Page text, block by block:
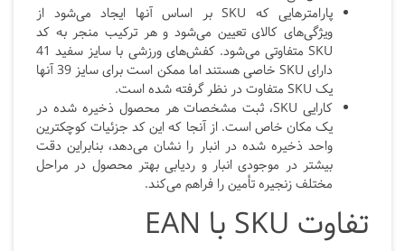
پارامترهایی که SKU
بر اساس آنها ایجاد می‌شود از
ویژگی‌های کالای تعیین می‌شود و هر ترکیب منجر به کد
SKU
متفاوتی می‌شود. کفش‌های ورزشی با سایز سفید 41
دارای SKU
خاصی هستند اما ممکن است برای سایز 39 آنها
یک SKU متفاوت در نظر گرفته شده است.
کارایی SKU،
ثبت مشخصات هر محصول ذخیره شده در
یک مکان خاص است. از آنجا که این کد جزئیات کوچکترین
واحد ذخیره شده در انبار را نشان می‌دهد، بنابراین دقت
بیشتر در موجودی انبار و ردیابی بهتر محصول در مراحل
مختلف زنجیره تأمین را فراهم می‌کند.
تفاوت SKU با EAN